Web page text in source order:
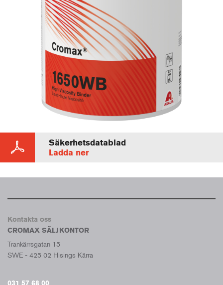
Säkerhetsdatablad
Ladda ner
Kontakta oss
CROMAX SÄLJKONTOR
Trankärrsgatan 15
SWE - 425 02 Hisings Kärra